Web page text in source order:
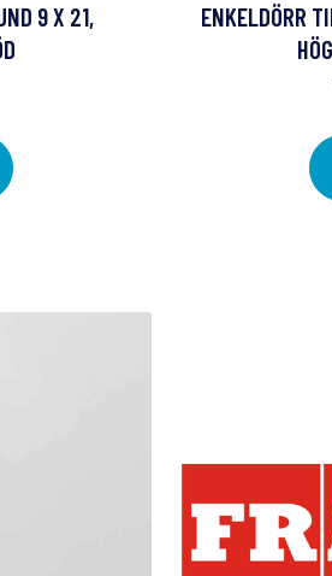
9 X 21,
ENKELDÖRR